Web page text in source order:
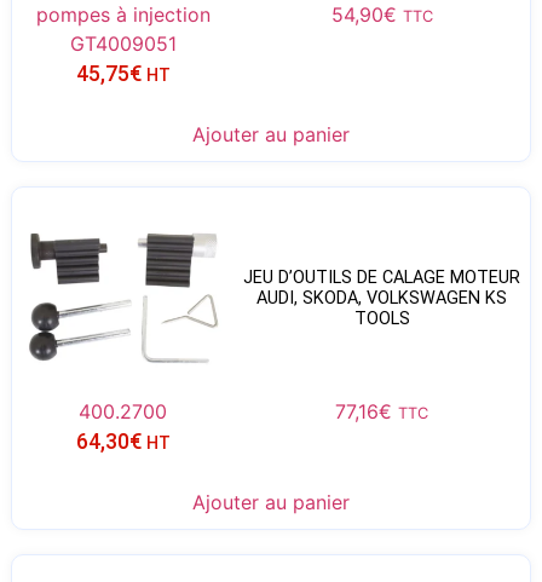
pompes à injection
GT4009051
54,90€ TTC
45,75€ HT
Ajouter au panier
JEU D’OUTILS DE CALAGE MOTEUR
AUDI, SKODA, VOLKSWAGEN KS
TOOLS
400.2700 77,16€ TTC
64,30€ HT
Ajouter au panier